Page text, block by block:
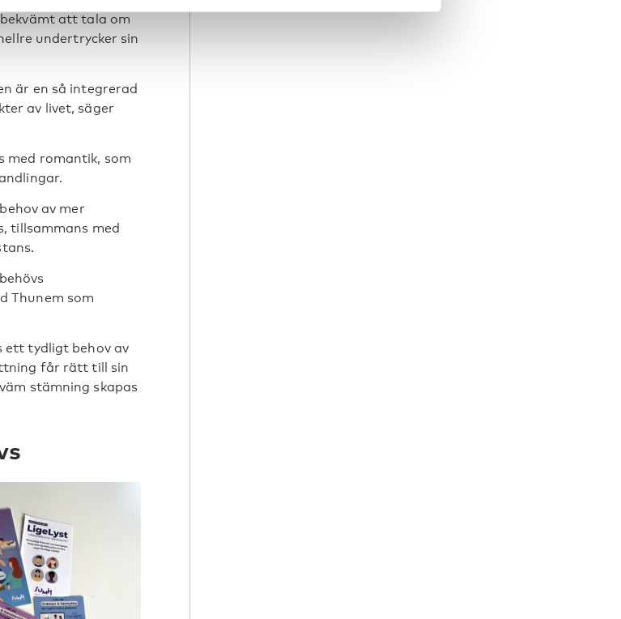
att tala om
undertrycker sin
är en så integrerad
av livet, säger
med romantik, som
av mer
tillsammans med
Thunem som
ett tydligt behov av
får rätt till sin
stämning skapas